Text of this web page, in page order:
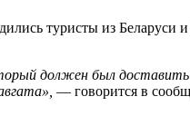
туристы из
должен был доставить
— говорится в